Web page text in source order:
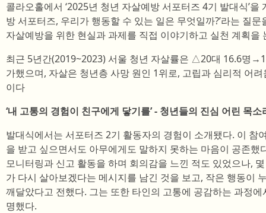
콜라오홀에서 ‘2025년 청년 자살예방 서포터즈 4기 발대식’을
방 서포터즈, 우리가 행동할 수 있는 일은 무엇일까?’라는 질
자살예방을 위한 현실과 과제를 직접 이야기하고 실천 계획을
최근 5년간(2019~2023) 서울 청년 자살률은 △20대 16.6명
가했으며, 자살은 청년층 사망 원인 1위로, 고립과 심리적 어
이다
‘내 고통의 경험이 친구에게 닿기를’ - 청년들의 진심 어린 목소
발대식에서는 서포터즈 2기 활동자의 경험이 소개됐다. 이 참
을 받고 싶으면서도 아무에게도 말하지 못하는 마음이 공존
모니터링과 신고 활동을 하며 회의감을 느낀 적도 있었으나,
가 다시 살아보겠다는 메시지를 남긴 것을 보고, 작은 행동이
깨달았다고 전했다. 그는 또한 타인의 고통에 공감하는 과정
명했다.